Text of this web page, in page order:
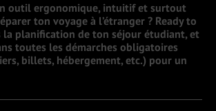
outil ergonomique, intuitif et surtout
ton voyage à l’étranger ? Ready to
la planification de ton séjour étudiant, et
toutes les démarches obligatoires
billets, hébergement, etc.) pour un